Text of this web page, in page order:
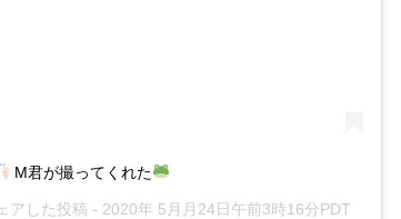
M君が撮ってくれた
アした投稿 - 2020年 5月月24日午前3時16分PDT